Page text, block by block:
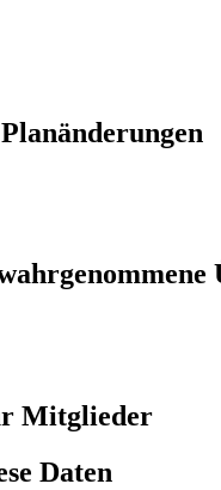
Mitglieder
Daten